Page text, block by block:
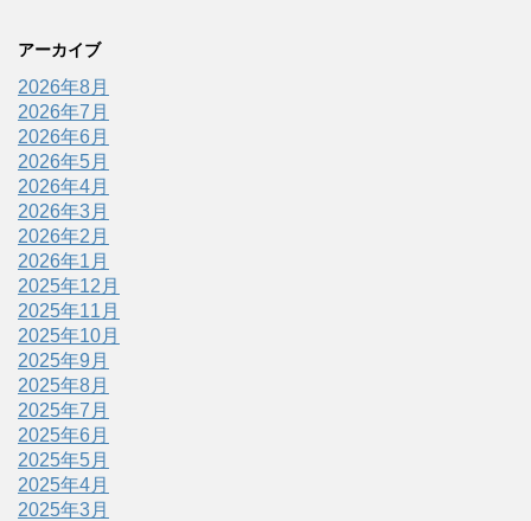
アーカイブ
2026年8月
2026年7月
2026年6月
2026年5月
2026年4月
2026年3月
2026年2月
2026年1月
2025年12月
2025年11月
2025年10月
2025年9月
2025年8月
2025年7月
2025年6月
2025年5月
2025年4月
2025年3月